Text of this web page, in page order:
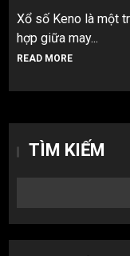
Xổ số Keno là một
hợp giữa may...
READ MORE
TÌM KIẾM